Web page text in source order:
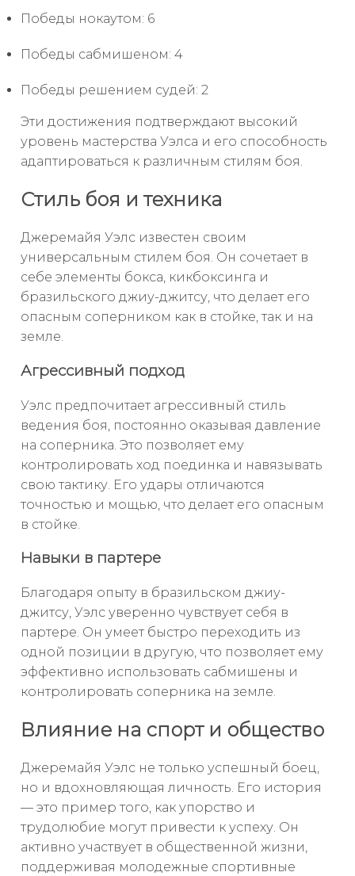
Победы нокаутом: 6
Победы сабмишеном: 4
Победы решением судей: 2
Эти достижения подтверждают высокий
уровень мастерства Уэлса и его способность
адаптироваться к различным стилям боя.
Стиль боя и техника
Джеремайя Уэлс известен своим
универсальным стилем боя. Он сочетает в
себе элементы бокса, кикбоксинга и
бразильского джиу-джитсу, что делает его
опасным соперником как в стойке, так и на
земле.
Агрессивный подход
Уэлс предпочитает агрессивный стиль
ведения боя, постоянно оказывая давление
на соперника. Это позволяет ему
контролировать ход поединка и навязывать
свою тактику. Его удары отличаются
точностью и мощью, что делает его опасным
в стойке.
Навыки в партере
Благодаря опыту в бразильском джиу-
джитсу, Уэлс уверенно чувствует себя в
партере. Он умеет быстро переходить из
одной позиции в другую, что позволяет ему
эффективно использовать сабмишены и
контролировать соперника на земле.
Влияние на спорт и общество
Джеремайя Уэлс не только успешный боец,
но и вдохновляющая личность. Его история
— это пример того, как упорство и
трудолюбие могут привести к успеху. Он
активно участвует в общественной жизни,
поддерживая молодежные спортивные